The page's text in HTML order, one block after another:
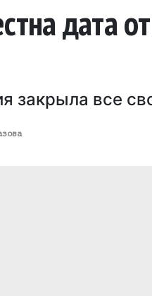
дата
закрыла все